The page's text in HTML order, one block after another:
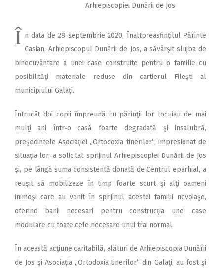
Arhiepiscopiei Dunării de Jos
Î n data de 28 septembrie 2020, Înaltpreasfinţitul Părinte
Casian, Arhiepiscopul Dunării de Jos, a săvârşit slujba de
binecuvântare a unei case construite pentru o familie cu
posibilităţi materiale reduse din cartierul Fileşti al
municipiului Galaţi.
Întrucât doi copii împreună cu părinţii lor locuiau de mai
mulţi ani într‑o casă foarte degradată şi insalubră,
preşedintele Asociaţiei „Ortodoxia tinerilor“, impresionat de
situaţia lor, a solicitat sprijinul Arhiepiscopiei Dunării de Jos
şi, pe lângă suma consistentă donată de Centrul eparhial, a
reuşit să mobilizeze în timp foarte scurt şi alţi oameni
inimoşi care au venit în sprijinul acestei familii nevoiaşe,
oferind banii necesari pentru construcţia unei case
modulare cu toate cele necesare unui trai normal.
În această acţiune caritabilă, alături de Arhiepiscopia Dunării
de Jos şi Asociaţia „Ortodoxia tinerilor“ din Galaţi, au fost şi